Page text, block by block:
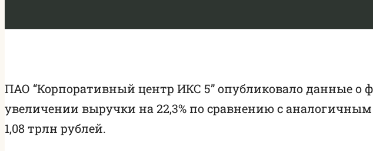
ПАО “Корпоративный центр ИКС 5” опубликовало данные о
увеличении выручки на 22,3% по сравнению с
1,08 трлн рублей.